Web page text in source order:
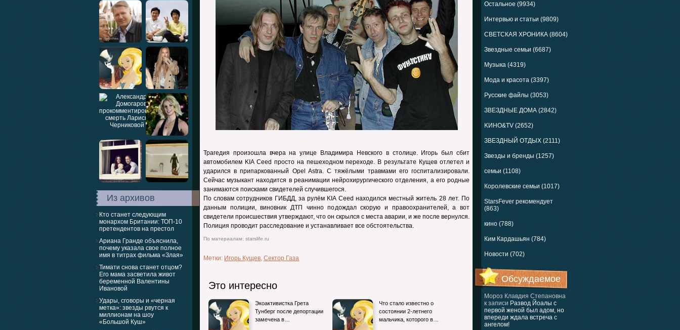
Остальное (9934)
Интервью и статьи (9809)
СВЕТСКАЯ ХРОНИКА (8604)
Звездные семьи (6687)
Музыка (4319)
Мода и красота (3397)
Русские файлы (3053)
ЗВЕЗДНЫЕ ДОМА (2842)
KИНО&TV (2652)
ЗВЕЗДНЫЙ ОТДЫХ (2111)
Звезды и бренды (1257)
семьи (1108)
Королевские семьи (1017)
StarsFever рекомендует
(863)
кино (788)
Ким Кардашьян (784)
Новости (702)
Обсуждаемое
Мороз Клавдия Степановна
к записи Развод Йоалы с
первой женой был адом, но
впереди ждала встреча с
ангелом!
Из архивов
Кто станет следующим
монархом Британии: ТОП-10
претендентов на престол
Ариана Гранде объяснила,
почему указала свое полное
имя в титрах фильма «Злая»
Тимати снова станет отцом?
Его мама засветила живот
беременной Валентины
Ивановой
Удары, сговоры и «черная
метка»: звезды рвутся к
миллионам на шоу
«Большой Куш»
Трагедия произошла вчера на улице Владимира Невского в столице. Игорь был сбит
автомобилем KIA Ceed просто на пешеходном переходе. В результате Кущев отлетел и
ударился в припаркованный Opel Astra. С тяжёлыми травмами его госпитализировали.
Сейчас музыкант находится в реанимации нейрохирургического отделения, а его родные
занимаются поисками свидетелей случившегося.
По словам сотрудников ГИБДД, за рулём KIA Ceed находился местный житель 28 лет. По
данным полиции, виновник ДТП чинно подождал скорую и правоохранителей, а вот
свидетели происшествия утверждают, что он скрылся с места аварии, и же после вернулся.
Полиция проводит расследование и устанавливает все обстоятельства.
По материалам: starslife.ru
Метки: Игорь Кущев, Сектор Газа
Это интересно
Экоактивистка Грета
Тунберг после депортации
замечена в…
Что стало известно о
состоянии 2-летнего
мальчика, которого в…